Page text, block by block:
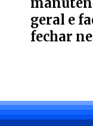
geral e
fechar